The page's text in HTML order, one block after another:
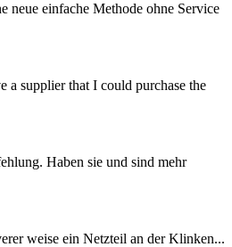
neue einfache Methode ohne Service
a supplier that I could purchase the
Haben sie und sind mehr
weise ein Netzteil an der Klinken...